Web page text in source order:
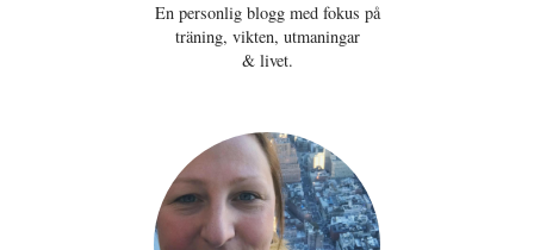
En personlig blogg med fokus på
träning, vikten, utmaningar
& livet.